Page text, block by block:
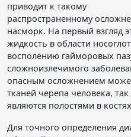
приводит к такому
распространенному
насморк. На первый взгляд
жидкость в области
восполению гайморовых
сложноизлечимого
опасным осложнением
тканей черепа человека,
являются полостями в
Для точного определения